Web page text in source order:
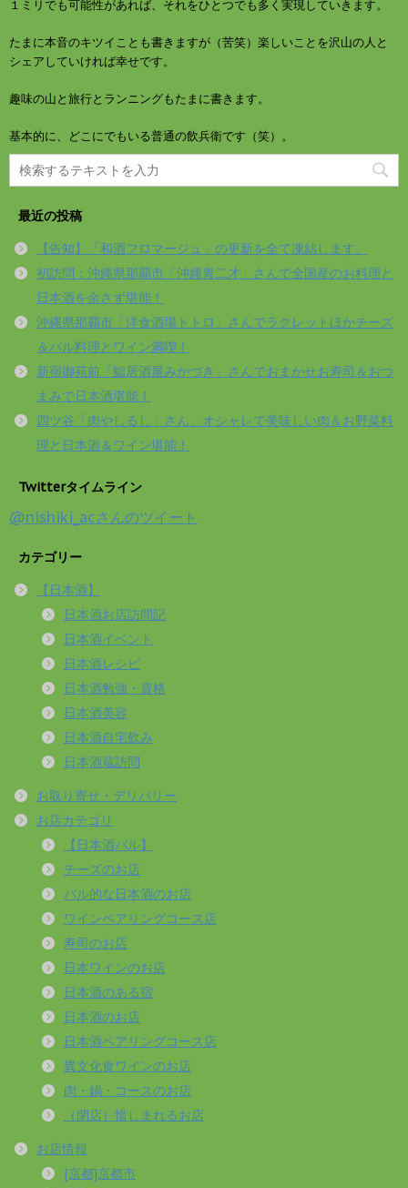
１ミリでも可能性があれば、それをひとつでも多く実現していきます。
たまに本音のキツイことも書きますが（苦笑）楽しいことを沢山の人と
シェアしていければ幸せです。
趣味の山と旅行とランニングもたまに書きます。
基本的に、どこにでもいる普通の飲兵衛です（笑）。
最近の投稿
【告知】「和酒フロマージュ」の更新を全て凍結します。
初訪問：沖縄県那覇市「沖縄青二才」さんで全国産のお料理と
日本酒を余さず堪能！
沖縄県那覇市「洋食酒場トトロ」さんでラクレットほかチーズ
＆バル料理とワイン満喫！
新宿御苑前「鮨居酒屋みかづき」さんでおまかせお寿司＆おつ
まみで日本酒堪能！
四ツ谷「肉やしるし」さん、オシャレで美味しい肉＆お野菜料
理と日本酒＆ワイン堪能！
Twitterタイムライン
@nishiki_acさんのツイート
カテゴリー
【日本酒】
日本酒お店訪問記
日本酒イベント
日本酒レシピ
日本酒勉強・資格
日本酒美容
日本酒自宅飲み
日本酒蔵訪問
お取り寄せ・デリバリー
お店カテゴリ
【日本酒バル】
チーズのお店
バル的な日本酒のお店
ワインペアリングコース店
寿司のお店
日本ワインのお店
日本酒のある宿
日本酒のお店
日本酒ペアリングコース店
異文化食ワインのお店
肉・鍋・コースのお店
（閉店）惜しまれるお店
お店情報
[京都]京都市